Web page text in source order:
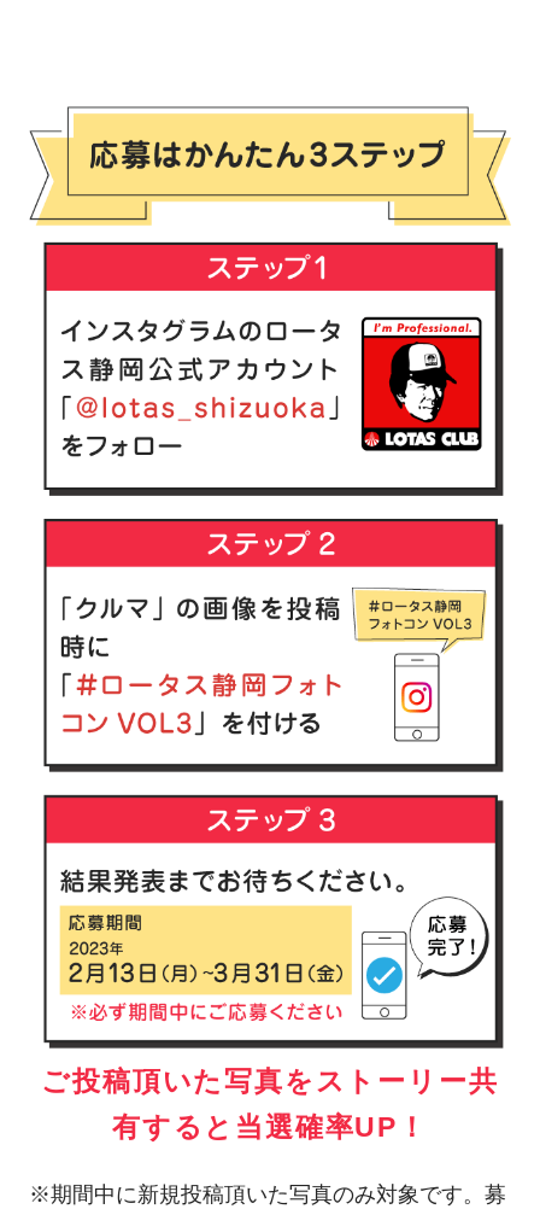
ご投稿頂いた写真をストーリー共
有すると当選確率UP！
※期間中に新規投稿頂いた写真のみ対象です。募